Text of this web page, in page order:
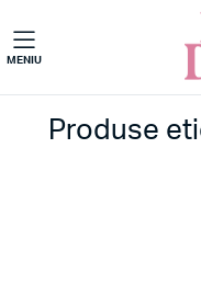
MENIU
Produse